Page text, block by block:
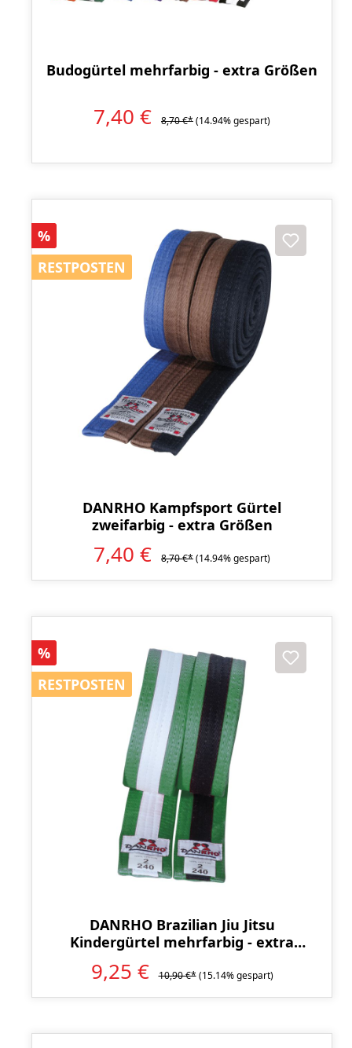
Budogürtel mehrfarbig - extra Größen
7,40 € 8,70 €*(14.94% gespart)
Rabatt
%
RESTPOSTEN
RESTPOSTEN
DANRHO Kampfsport Gürtel
zweifarbig - extra Größen
7,40 € 8,70 €*(14.94% gespart)
Rabatt
%
RESTPOSTEN
RESTPOSTEN
DANRHO Brazilian Jiu Jitsu
Kindergürtel mehrfarbig - extra
9,25 € 10,90 €* (15.14% gespart)